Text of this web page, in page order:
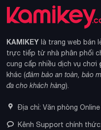
KAMIKEY là trang web bán
trực tiếp từ nhà phân phối
cung cấp nhiều dịch vụ chơi
khác (đảm bảo an toàn, bảo
đa cho khách hàng).
Địa chỉ: Văn phòng Online
Kênh Support chính